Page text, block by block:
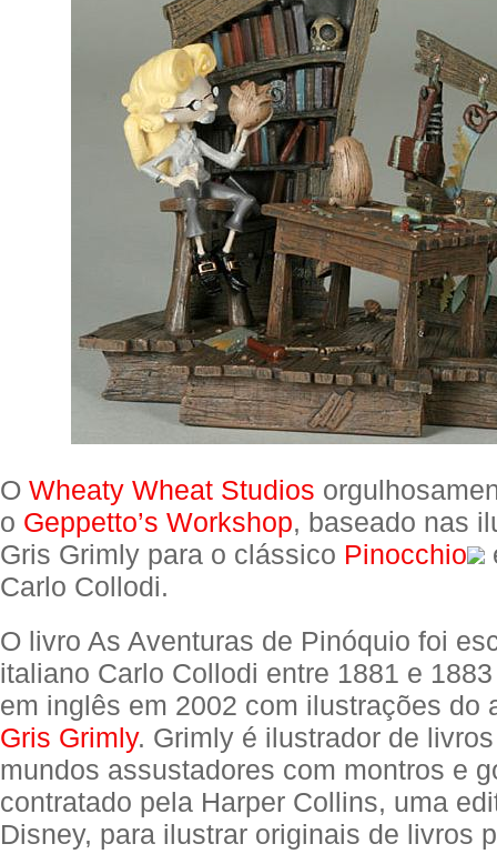
O Wheaty Wheat Studios
o Geppetto’s Workshop, baseado nas
Gris Grimly para o clássico Pinocchio
Carlo Collodi.
O livro As Aventuras de Pinóquio foi
italiano Carlo Collodi entre 1881 e
em inglês em 2002 com ilustrações do
Gris Grimly. Grimly é ilustrador de
mundos assustadores com montros e
contratado pela Harper Collins, uma
Disney, para ilustrar originais de livros